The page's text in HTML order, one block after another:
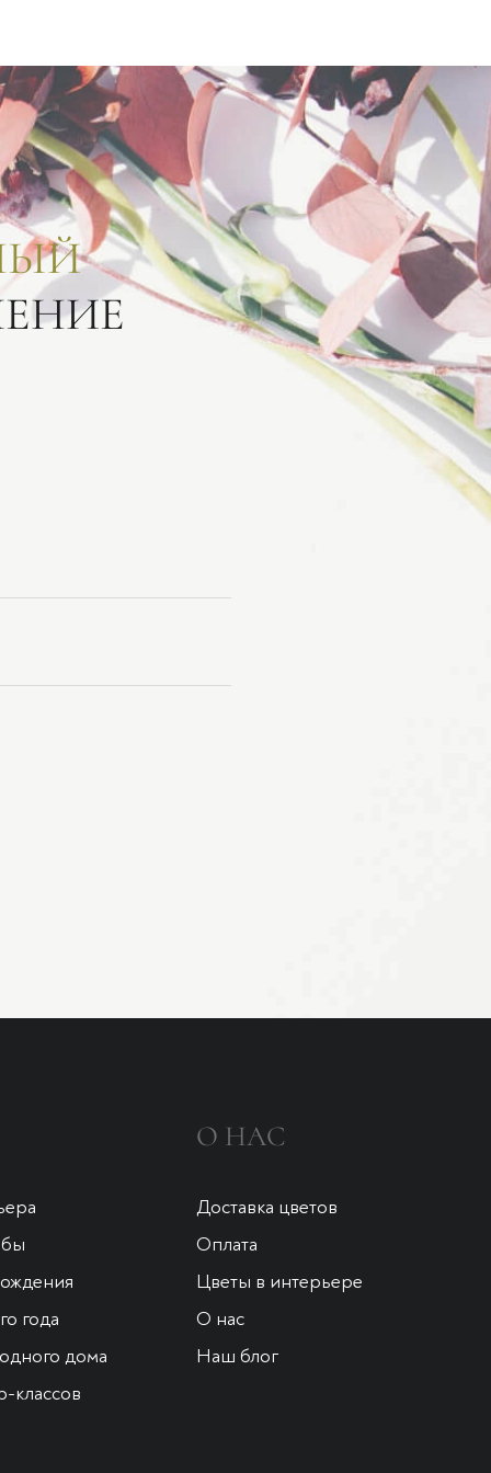
года
дома
классов
О НАС
Доставка цветов
Оплата
Цветы в интерьере
О нас
Наш блог